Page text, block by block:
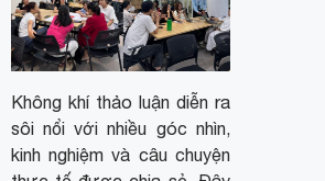
Không khí thảo luận diễn ra
sôi nổi với nhiều góc nhìn,
kinh nghiệm và câu chuyện